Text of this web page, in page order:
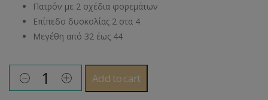
Πατρόν με 2 σχέδια φορεμάτων
Επίπεδο δυσκολίας 2 στα 4
Μεγέθη από 32 έως 44
Add to cart